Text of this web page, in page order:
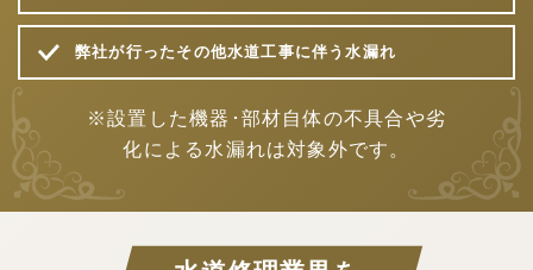
弊社が行ったその他水道工事に伴う水漏れ
※設置した機器･部材自体の不具合や劣
化による水漏れは対象外です。